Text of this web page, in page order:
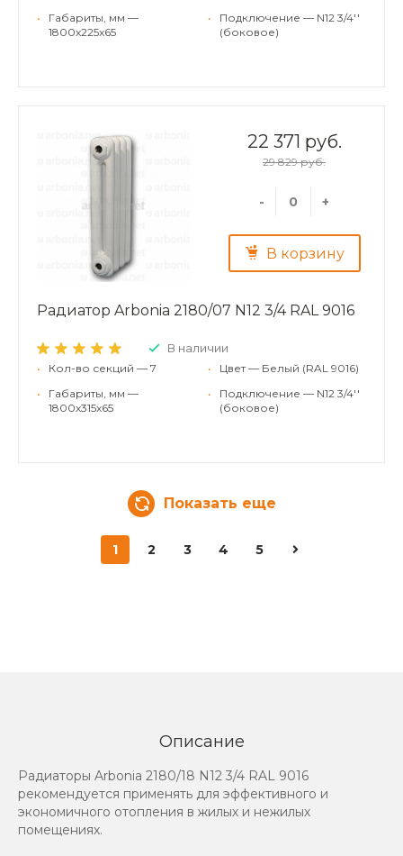
•
Габариты, мм —
1800x225x65
•
Подключение — N12 3/4''
(боковое)
22 371 руб.
29 829 руб.
- +
В корзину
Радиатор Arbonia 2180/07 N12 3/4 RAL 9016
В наличии
•
Кол-во секций — 7
•
Габариты, мм —
1800x315x65
•
Цвет — Белый (RAL 9016)
•
Подключение — N12 3/4''
(боковое)
Показать еще
1 2 3 4 5
Описание
Радиаторы Arbonia 2180/18 N12 3/4 RAL 9016
рекомендуется применять для эффективного и
экономичного отопления в жилых и нежилых
помещениях.